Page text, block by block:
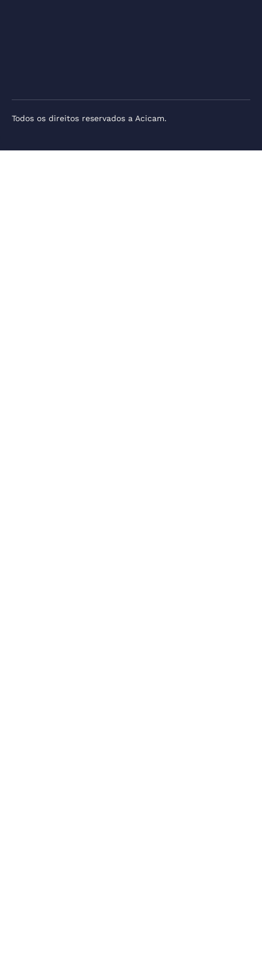
Todos os direitos reservados a Acicam.